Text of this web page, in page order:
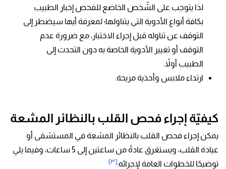
لذا يتوجب على الشّخص الخاضع للفحص إخبار الطبيب
بكافة أنواع الأدوية التي يتناولها؛ لمعرفة أيها سيضطر إلى
التوقف عن تناوله قبل إجراء الاختبار، مع ضرورة عدم
التوقف أو تغيير الأدوية الخاصة به دون التحدث إلى
الطبيب أولاً.
ارتداء ملابس وأحذية مريحة.
كيفيّة إجراء فحص القلب بالنظائر المشعة
يمكن إجراء فحص القلب بالنظائر المشعة في المستشفى أو
عيادة القلب، ويستغرق عادةً من ساعتين إلى 5 ساعات، وفيما يلي
توضيحًا للخطوات العامة لإجرائه:[٣]